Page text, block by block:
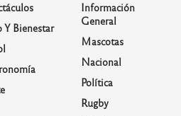
Y Bienestar
Información
General
Mascotas
Nacional
Política
Rugby